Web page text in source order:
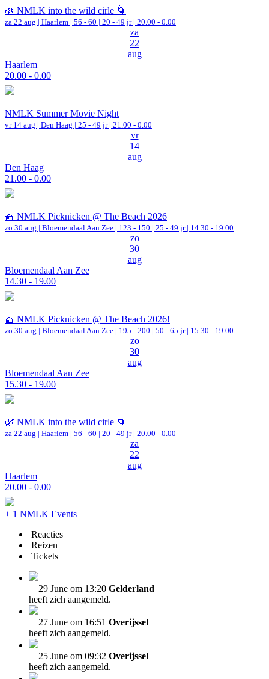
🌿 NMLK into the wild cirle 🌀
za 22 aug | Haarlem | 56 - 60 | 20 - 49 jr | 20.00 - 0.00
za
22
aug
Haarlem
20.00 - 0.00
NMLK Summer Movie Night
vr 14 aug | Den Haag | 25 - 49 jr | 21.00 - 0.00
vr
14
aug
Den Haag
21.00 - 0.00
🧺 NMLK Picknicken @ The Beach 2026
zo 30 aug | Bloemendaal Aan Zee | 123 - 150 | 25 - 49 jr | 14.30 - 19.00
zo
30
aug
Bloemendaal Aan Zee
14.30 - 19.00
🧺 NMLK Picknicken @ The Beach 2026!
zo 30 aug | Bloemendaal Aan Zee | 195 - 200 | 50 - 65 jr | 15.30 - 19.00
zo
30
aug
Bloemendaal Aan Zee
15.30 - 19.00
🌿 NMLK into the wild cirle 🌀
za 22 aug | Haarlem | 56 - 60 | 20 - 49 jr | 20.00 - 0.00
za
22
aug
Haarlem
20.00 - 0.00
+ 1 NMLK Events
Reacties
Reizen
Tickets
29 June om 13:20 Gelderland
heeft zich aangemeld.
27 June om 16:51 Overijssel
heeft zich aangemeld.
25 June om 09:32 Overijssel
heeft zich aangemeld.